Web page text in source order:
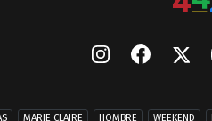
MARIE CLAIRE HOMBRE WEEKEND